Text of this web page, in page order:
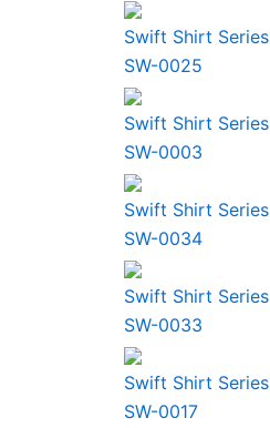
Swift Shirt Series
SW-0025
Swift Shirt Series
SW-0003
Swift Shirt Series
SW-0034
Swift Shirt Series
SW-0033
Swift Shirt Series
SW-0017